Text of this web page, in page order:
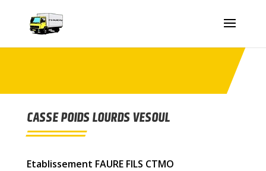
CASSE POIDS LOURDS VESOUL
Etablissement FAURE FILS CTMO